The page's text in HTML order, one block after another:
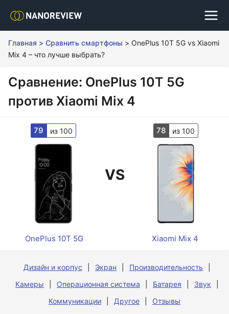
Главная > Сравнить смартфоны > OnePlus 10T 5G vs Xiaomi
Mix 4 – что лучше выбрать?
Сравнение: OnePlus 10T 5G
против Xiaomi Mix 4
79 из 100
VS
78 из 100
OnePlus 10T 5G Xiaomi Mix 4
Дизайн и корпус Экран
Производительность
Камеры
Операционная система Батарея
Звук
Коммуникации
Другое Отзывы